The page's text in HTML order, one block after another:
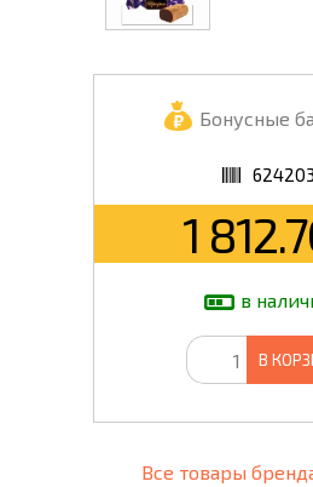
Бонусные
624203
1
в
В
Все товары